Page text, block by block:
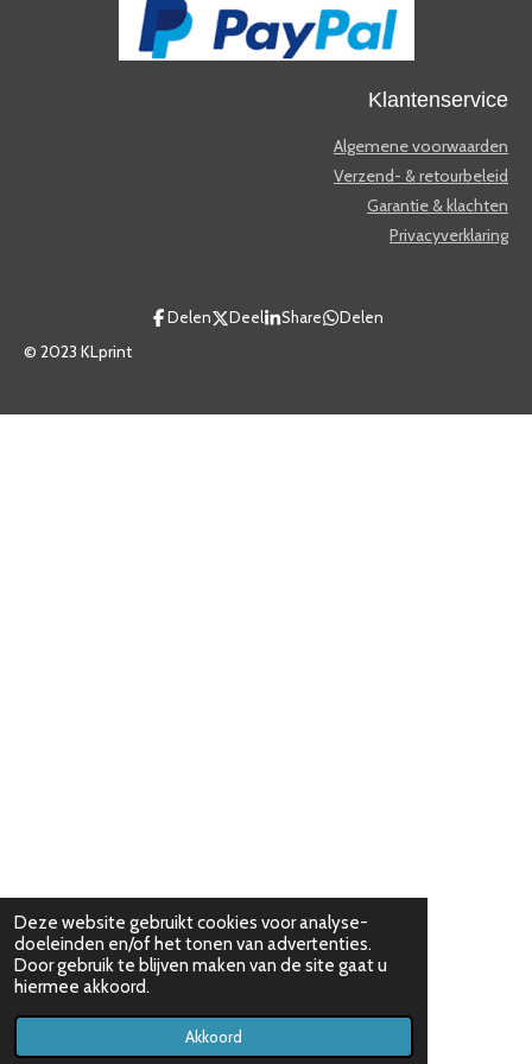
Deze website gebruikt cookies voor analyse-
doeleinden en/of het tonen van advertenties.
Door gebruik te blijven maken van de site gaat u
hiermee akkoord.
Akkoord
Klantenservice
Algemene voorwaarden
Verzend- & retourbeleid
Garantie & klachten
Privacyverklaring
Delen Deel Share Delen
© 2023 KLprint